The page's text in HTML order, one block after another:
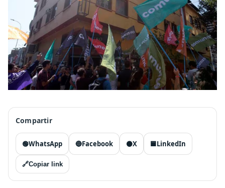
Compartir
🟢WhatsApp 🔵Facebook ⚫X 🟦LinkedIn
🔗Copiar link